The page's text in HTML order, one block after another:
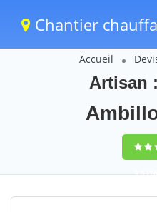
Chantier
Accueil
Artisan
9,5